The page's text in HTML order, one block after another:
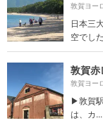
敦賀ヨー
日本三
空でし
敦賀
敦賀ヨー
▶︎敦賀
は、カ...